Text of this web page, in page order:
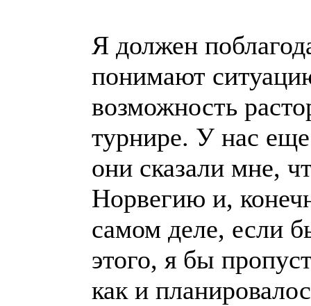
Я должен
понимают
возможность
турнире. У нас
они сказали мне,
Норвегию и,
самом деле, если
этого, я бы
как и